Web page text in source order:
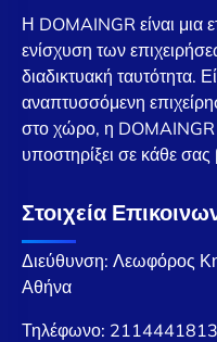
Η DOMAINGR είναι μια
ενίσχυση των
διαδικτυακή ταυτότητα.
αναπτυσσόμενη
στο χώρο, η DOMAINGR
υποστηρίξει σε κάθε
Στοιχεία
Διεύθυνση: Λεωφόρος
Αθήνα
Τηλέφωνο: 2114441813